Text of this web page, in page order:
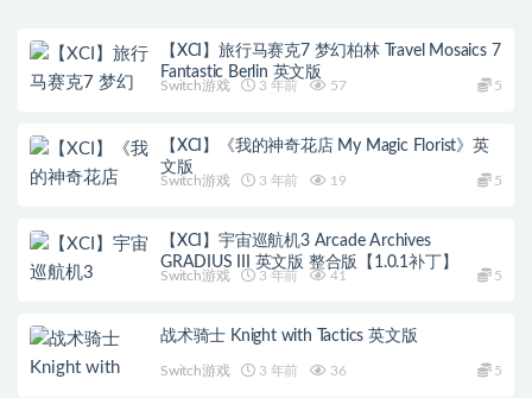
【XCI】旅行马赛克7 梦幻柏林 Travel Mosaics 7
Fantastic Berlin 英文版
Switch游戏 3 年前 57 5
【XCI】《我的神奇花店 My Magic Florist》英
文版
Switch游戏 3 年前 19 5
【XCI】宇宙巡航机3 Arcade Archives
GRADIUS III 英文版 整合版【1.0.1补丁】
Switch游戏 3 年前 41 5
战术骑士 Knight with Tactics 英文版
Switch游戏 3 年前 36 5